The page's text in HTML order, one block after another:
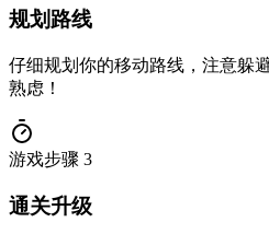
规划路线
仔细规划你的移动路线，注意躲
熟虑！
游戏步骤 3
通关升级